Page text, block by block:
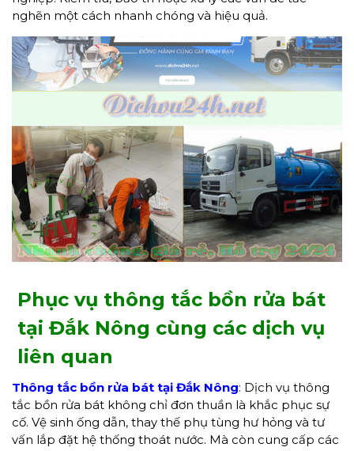
nghẽn một cách nhanh chóng và hiệu quả.
Phục vụ thông tắc bồn rửa bát
tại Đắk Nông cùng các dịch vụ
liên quan
Thông tắc bồn rửa bát tại Đắk Nông: Dịch vụ thông
tắc bồn rửa bát không chỉ đơn thuần là khắc phục sự
cố. Vệ sinh ống dẫn, thay thế phụ tùng hư hỏng và tư
vấn lắp đặt hệ thống thoát nước. Mà còn cung cấp các